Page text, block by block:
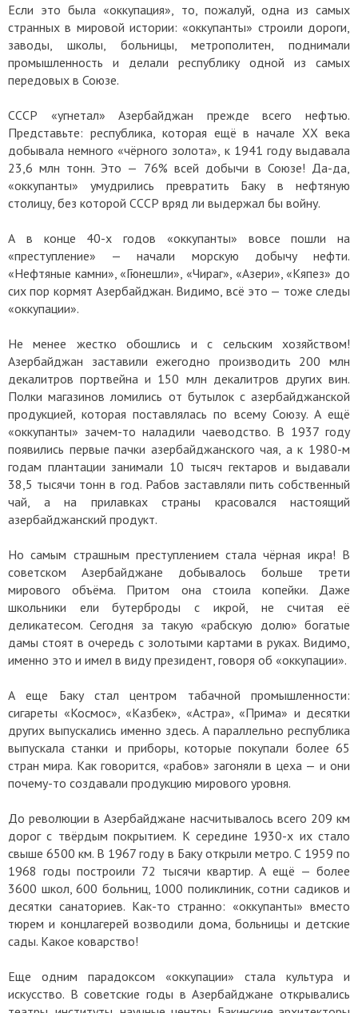
Если это была «оккупация», то, пожалуй, одна из самых
странных в мировой истории: «оккупанты» строили дороги,
заводы, школы, больницы, метрополитен, поднимали
промышленность и делали республику одной из самых
передовых в Союзе.
СССР «угнетал» Азербайджан прежде всего нефтью.
Представьте: республика, которая ещё в начале XX века
добывала немного «чёрного золота», к 1941 году выдавала
23,6 млн тонн. Это — 76% всей добычи в Союзе! Да-да,
«оккупанты» умудрились превратить Баку в нефтяную
столицу, без которой СССР вряд ли выдержал бы войну.
А в конце 40-х годов «оккупанты» вовсе пошли на
«преступление» — начали морскую добычу нефти.
«Нефтяные камни», «Гюнешли», «Чираг», «Азери», «Кяпез» до
сих пор кормят Азербайджан. Видимо, всё это — тоже следы
«оккупации».
Не менее жестко обошлись и с сельским хозяйством!
Азербайджан заставили ежегодно производить 200 млн
декалитров портвейна и 150 млн декалитров других вин.
Полки магазинов ломились от бутылок с азербайджанской
продукцией, которая поставлялась по всему Союзу. А ещё
«оккупанты» зачем-то наладили чаеводство. В 1937 году
появились первые пачки азербайджанского чая, а к 1980-м
годам плантации занимали 10 тысяч гектаров и выдавали
38,5 тысячи тонн в год. Рабов заставляли пить собственный
чай, а на прилавках страны красовался настоящий
азербайджанский продукт.
Но самым страшным преступлением стала чёрная икра! В
советском Азербайджане добывалось больше трети
мирового объёма. Притом она стоила копейки. Даже
школьники ели бутерброды с икрой, не считая её
деликатесом. Сегодня за такую «рабскую долю» богатые
дамы стоят в очередь с золотыми картами в руках. Видимо,
именно это и имел в виду президент, говоря об «оккупации».
А еще Баку стал центром табачной промышленности:
сигареты «Космос», «Казбек», «Астра», «Прима» и десятки
других выпускались именно здесь. А параллельно республика
выпускала станки и приборы, которые покупали более 65
стран мира. Как говорится, «рабов» загоняли в цеха — и они
почему-то создавали продукцию мирового уровня.
До революции в Азербайджане насчитывалось всего 209 км
дорог с твёрдым покрытием. К середине 1930-х их стало
свыше 6500 км. В 1967 году в Баку открыли метро. С 1959 по
1968 годы построили 72 тысячи квартир. А ещё — более
3600 школ, 600 больниц, 1000 поликлиник, сотни садиков и
десятки санаториев. Как-то странно: «оккупанты» вместо
тюрем и концлагерей возводили дома, больницы и детские
сады. Какое коварство!
Еще одним парадоксом «оккупации» стала культура и
искусство. В советские годы в Азербайджане открывались